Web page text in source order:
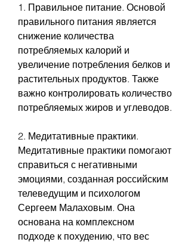
1. Правильное питание. Основой
правильного питания является
снижение количества
потребляемых калорий и
увеличение потребления белков и
растительных продуктов. Также
важно контролировать количество
потребляемых жиров и углеводов.
2. Медитативные практики.
Медитативные практики помогают
справиться с негативными
эмоциями, созданная российским
телеведущим и психологом
Сергеем Малаховым. Она
основана на комплексном
подходе к похудению, что вес